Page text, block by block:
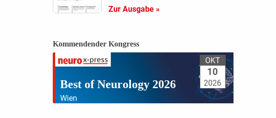
Zur Ausgabe »
Kommendender Kongress
Best of Neurology 2026
Wien
OKT
10
2026